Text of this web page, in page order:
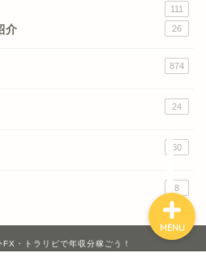
111
介 26
874
24
60
8
・トラリピで年収分稼ごう！
MENU